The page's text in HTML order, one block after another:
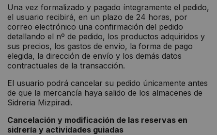
Una vez formalizado y pagado íntegramente el pedido,
el usuario recibirá, en un plazo de 24 horas, por
correo electrónico una confirmación del pedido
detallando el nº de pedido, los productos adquiridos y
sus precios, los gastos de envío, la forma de pago
elegida, la dirección de envío y los demás datos
contractuales de la transacción.
El usuario podrá cancelar su pedido únicamente antes
de que la mercancía haya salido de los almacenes de
Sidreria Mizpiradi.
Cancelación y modificación de las reservas en
sidrería y actividades guiadas